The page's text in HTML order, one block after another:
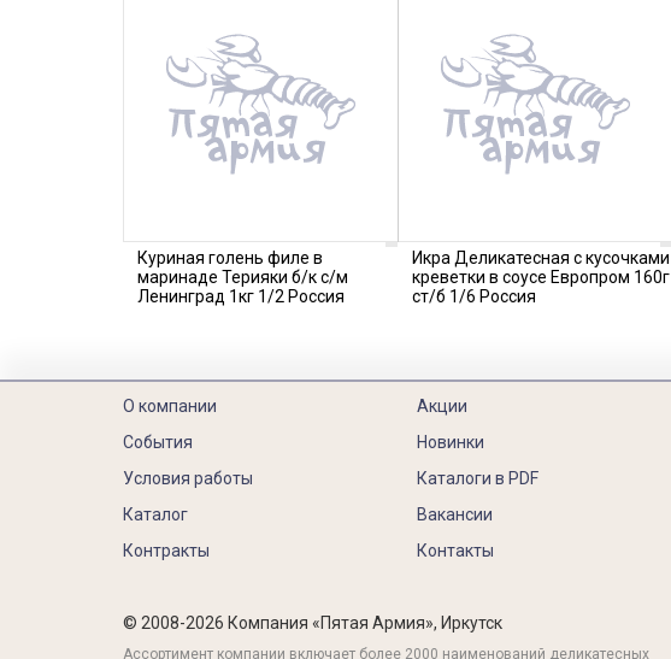
Куриная голень филе в
маринаде Терияки б/к с/м
Ленинград 1кг 1/2 Россия
Икра Деликатесная с кусочками
креветки в соусе Европром 160г
ст/б 1/6 Россия
О компании
События
Условия работы
Каталог
Контракты
Акции
Новинки
Каталоги в PDF
Вакансии
Контакты
© 2008-2026 Компания «Пятая Армия», Иркутск
Ассортимент компании включает более 2000 наименований деликатесных